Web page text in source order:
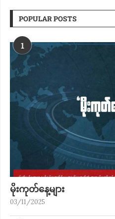
POPULAR POSTS
1
မိုးကုတ်​နေ့များ
03/11/2025